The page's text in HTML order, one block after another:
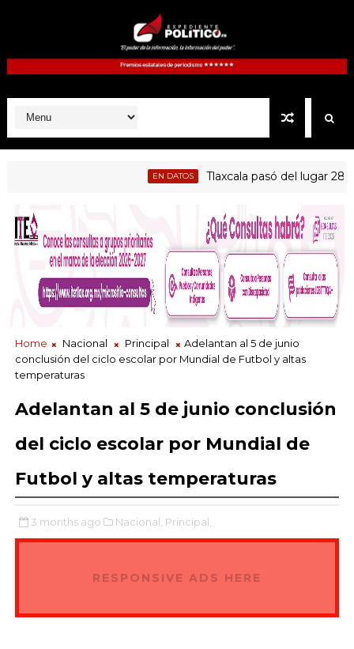
EN DATOS Tlaxcala pasó del lugar 28 al 17
Home Nacional Principal
Adelantan al 5 de junio
conclusión del ciclo escolar por Mundial de Futbol y altas
temperaturas
Adelantan al 5 de junio conclusión
del ciclo escolar por Mundial de
Futbol y altas temperaturas
3 months ago Nacional, Principal,
RESPONSIVE ADS HERE